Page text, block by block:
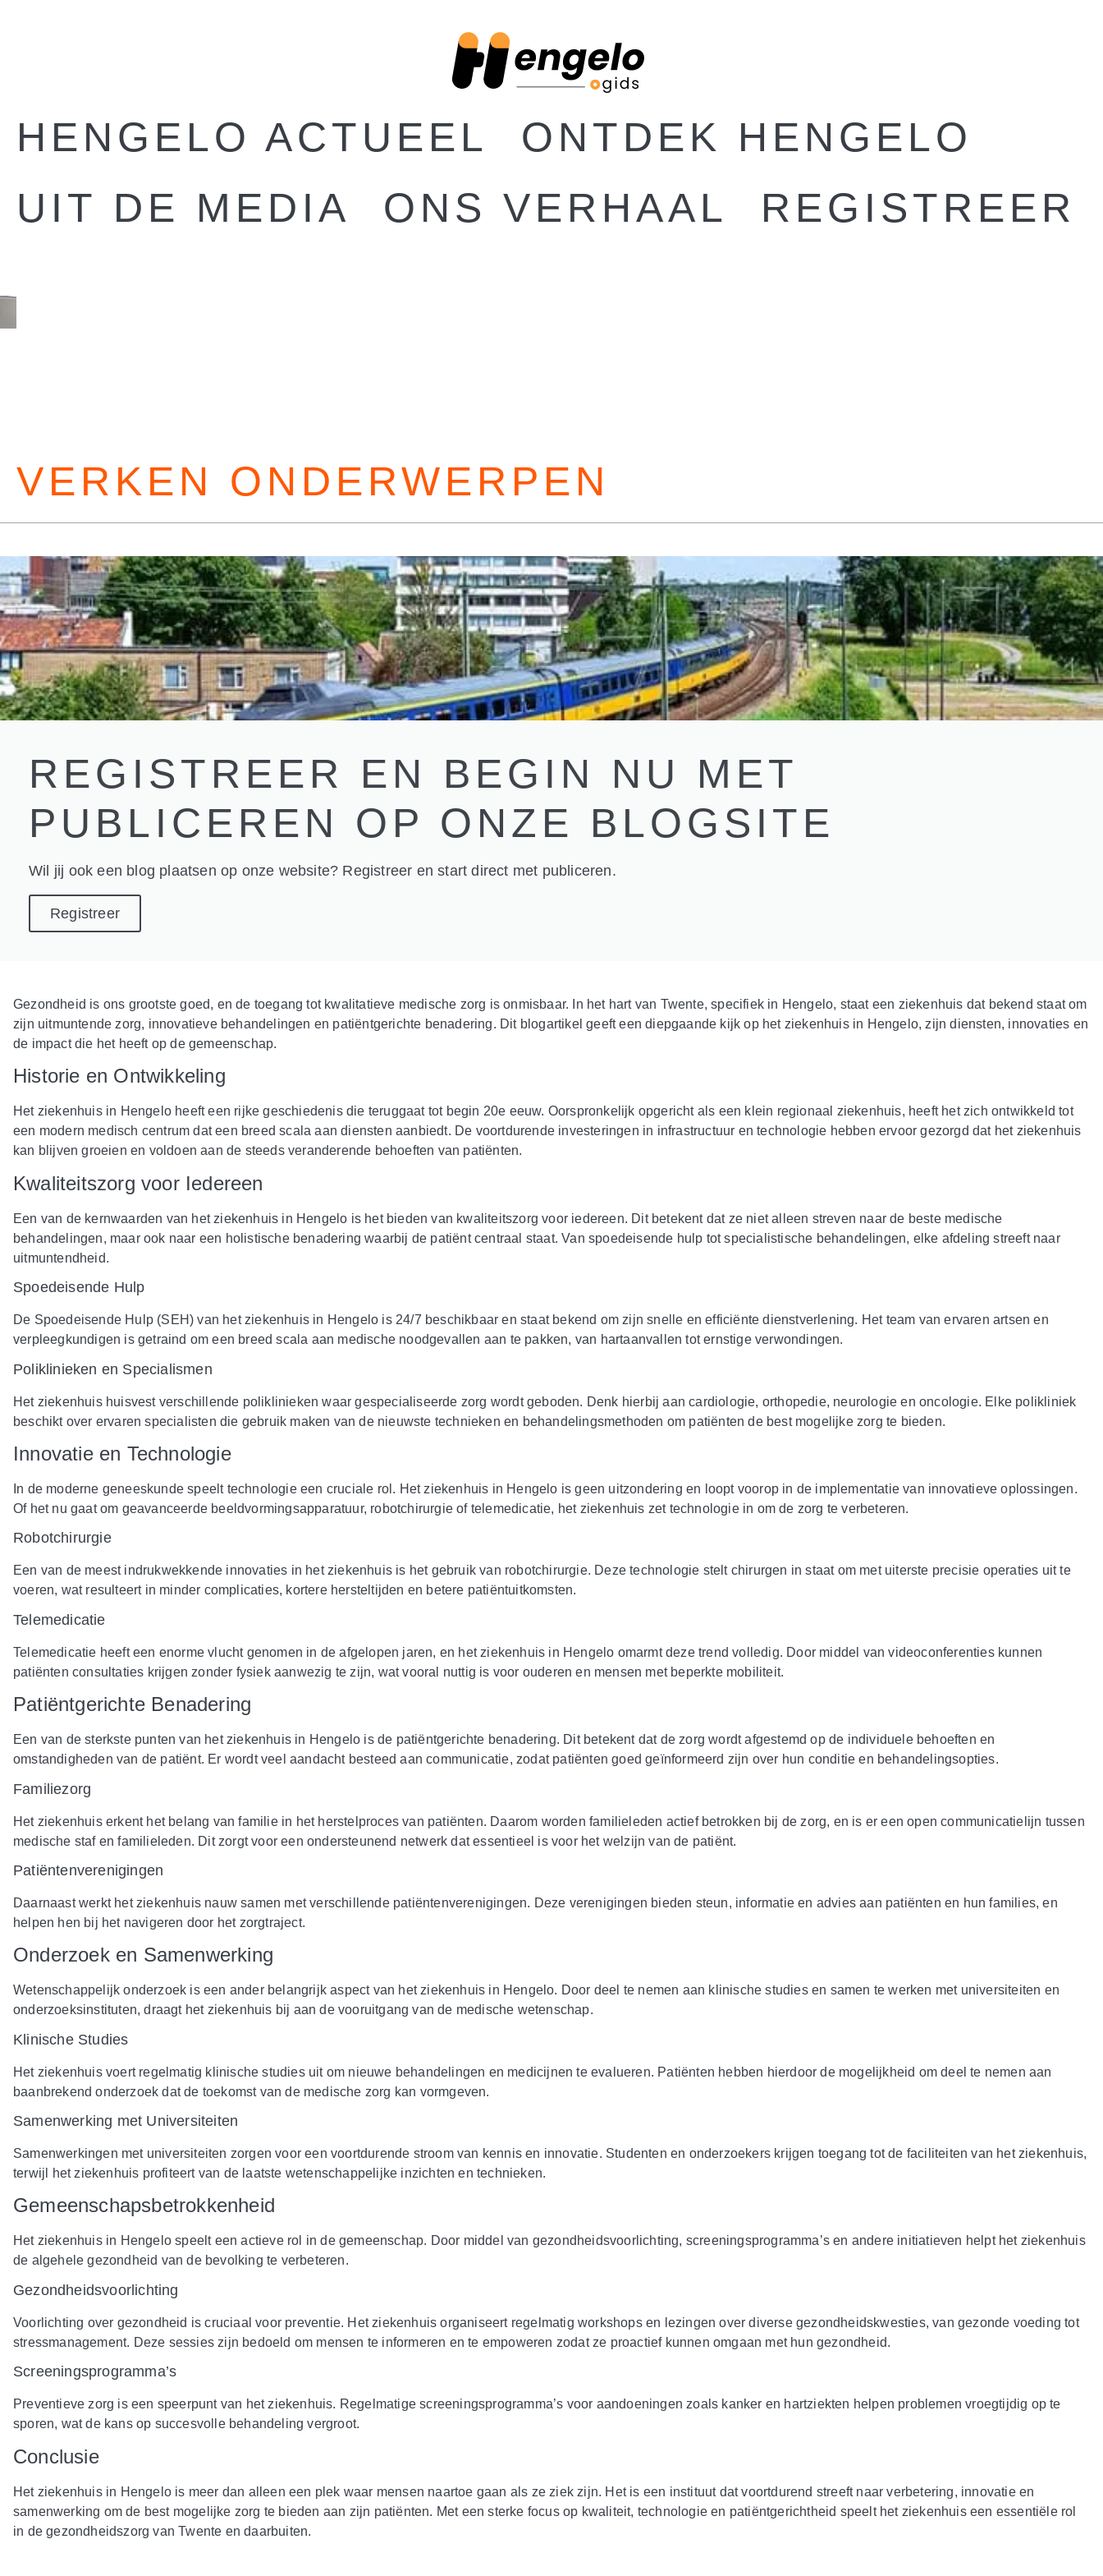
HENGELO ACTUEEL
ONTDEK HENGELO
UIT DE MEDIA
ONS VERHAAL REGISTREER
VERKEN ONDERWERPEN
REGISTREER EN BEGIN NU MET
PUBLICEREN OP ONZE BLOGSITE
Wil jij ook een blog plaatsen op onze website? Registreer en start direct met publiceren.
Registreer
Gezondheid is ons grootste goed, en de toegang tot kwalitatieve medische zorg is onmisbaar. In het hart van Twente, specifiek in Hengelo, staat een ziekenhuis dat bekend staat om
zijn uitmuntende zorg, innovatieve behandelingen en patiëntgerichte benadering. Dit blogartikel geeft een diepgaande kijk op het ziekenhuis in Hengelo, zijn diensten, innovaties en
de impact die het heeft op de gemeenschap.
Historie en Ontwikkeling
Het ziekenhuis in Hengelo heeft een rijke geschiedenis die teruggaat tot begin 20e eeuw. Oorspronkelijk opgericht als een klein regionaal ziekenhuis, heeft het zich ontwikkeld tot
een modern medisch centrum dat een breed scala aan diensten aanbiedt. De voortdurende investeringen in infrastructuur en technologie hebben ervoor gezorgd dat het ziekenhuis
kan blijven groeien en voldoen aan de steeds veranderende behoeften van patiënten.
Kwaliteitszorg voor Iedereen
Een van de kernwaarden van het ziekenhuis in Hengelo is het bieden van kwaliteitszorg voor iedereen. Dit betekent dat ze niet alleen streven naar de beste medische
behandelingen, maar ook naar een holistische benadering waarbij de patiënt centraal staat. Van spoedeisende hulp tot specialistische behandelingen, elke afdeling streeft naar
uitmuntendheid.
Spoedeisende Hulp
De Spoedeisende Hulp (SEH) van het ziekenhuis in Hengelo is 24/7 beschikbaar en staat bekend om zijn snelle en efficiënte dienstverlening. Het team van ervaren artsen en
verpleegkundigen is getraind om een breed scala aan medische noodgevallen aan te pakken, van hartaanvallen tot ernstige verwondingen.
Poliklinieken en Specialismen
Het ziekenhuis huisvest verschillende poliklinieken waar gespecialiseerde zorg wordt geboden. Denk hierbij aan cardiologie, orthopedie, neurologie en oncologie. Elke polikliniek
beschikt over ervaren specialisten die gebruik maken van de nieuwste technieken en behandelingsmethoden om patiënten de best mogelijke zorg te bieden.
Innovatie en Technologie
In de moderne geneeskunde speelt technologie een cruciale rol. Het ziekenhuis in Hengelo is geen uitzondering en loopt voorop in de implementatie van innovatieve oplossingen.
Of het nu gaat om geavanceerde beeldvormingsapparatuur, robotchirurgie of telemedicatie, het ziekenhuis zet technologie in om de zorg te verbeteren.
Robotchirurgie
Een van de meest indrukwekkende innovaties in het ziekenhuis is het gebruik van robotchirurgie. Deze technologie stelt chirurgen in staat om met uiterste precisie operaties uit te
voeren, wat resulteert in minder complicaties, kortere hersteltijden en betere patiëntuitkomsten.
Telemedicatie
Telemedicatie heeft een enorme vlucht genomen in de afgelopen jaren, en het ziekenhuis in Hengelo omarmt deze trend volledig. Door middel van videoconferenties kunnen
patiënten consultaties krijgen zonder fysiek aanwezig te zijn, wat vooral nuttig is voor ouderen en mensen met beperkte mobiliteit.
Patiëntgerichte Benadering
Een van de sterkste punten van het ziekenhuis in Hengelo is de patiëntgerichte benadering. Dit betekent dat de zorg wordt afgestemd op de individuele behoeften en
omstandigheden van de patiënt. Er wordt veel aandacht besteed aan communicatie, zodat patiënten goed geïnformeerd zijn over hun conditie en behandelingsopties.
Familiezorg
Het ziekenhuis erkent het belang van familie in het herstelproces van patiënten. Daarom worden familieleden actief betrokken bij de zorg, en is er een open communicatielijn tussen
medische staf en familieleden. Dit zorgt voor een ondersteunend netwerk dat essentieel is voor het welzijn van de patiënt.
Patiëntenverenigingen
Daarnaast werkt het ziekenhuis nauw samen met verschillende patiëntenverenigingen. Deze verenigingen bieden steun, informatie en advies aan patiënten en hun families, en
helpen hen bij het navigeren door het zorgtraject.
Onderzoek en Samenwerking
Wetenschappelijk onderzoek is een ander belangrijk aspect van het ziekenhuis in Hengelo. Door deel te nemen aan klinische studies en samen te werken met universiteiten en
onderzoeksinstituten, draagt het ziekenhuis bij aan de vooruitgang van de medische wetenschap.
Klinische Studies
Het ziekenhuis voert regelmatig klinische studies uit om nieuwe behandelingen en medicijnen te evalueren. Patiënten hebben hierdoor de mogelijkheid om deel te nemen aan
baanbrekend onderzoek dat de toekomst van de medische zorg kan vormgeven.
Samenwerking met Universiteiten
Samenwerkingen met universiteiten zorgen voor een voortdurende stroom van kennis en innovatie. Studenten en onderzoekers krijgen toegang tot de faciliteiten van het ziekenhuis,
terwijl het ziekenhuis profiteert van de laatste wetenschappelijke inzichten en technieken.
Gemeenschapsbetrokkenheid
Het ziekenhuis in Hengelo speelt een actieve rol in de gemeenschap. Door middel van gezondheidsvoorlichting, screeningsprogramma’s en andere initiatieven helpt het ziekenhuis
de algehele gezondheid van de bevolking te verbeteren.
Gezondheidsvoorlichting
Voorlichting over gezondheid is cruciaal voor preventie. Het ziekenhuis organiseert regelmatig workshops en lezingen over diverse gezondheidskwesties, van gezonde voeding tot
stressmanagement. Deze sessies zijn bedoeld om mensen te informeren en te empoweren zodat ze proactief kunnen omgaan met hun gezondheid.
Screeningsprogramma’s
Preventieve zorg is een speerpunt van het ziekenhuis. Regelmatige screeningsprogramma’s voor aandoeningen zoals kanker en hartziekten helpen problemen vroegtijdig op te
sporen, wat de kans op succesvolle behandeling vergroot.
Conclusie
Het ziekenhuis in Hengelo is meer dan alleen een plek waar mensen naartoe gaan als ze ziek zijn. Het is een instituut dat voortdurend streeft naar verbetering, innovatie en
samenwerking om de best mogelijke zorg te bieden aan zijn patiënten. Met een sterke focus op kwaliteit, technologie en patiëntgerichtheid speelt het ziekenhuis een essentiële rol
in de gezondheidszorg van Twente en daarbuiten.